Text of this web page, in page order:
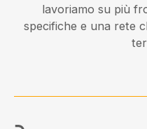
lavoriamo su più
specifiche e una rete